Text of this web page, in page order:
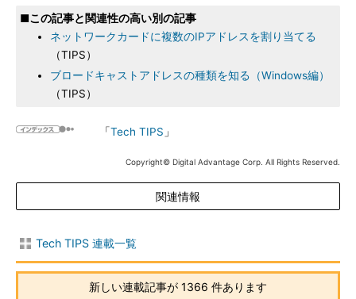
■この記事と関連性の高い別の記事
ネットワークカードに複数のIPアドレスを割り当てる
（TIPS）
ブロードキャストアドレスの種類を知る（Windows編）
（TIPS）
「Tech TIPS 」
Copyright© Digital Advantage Corp. All Rights Reserved.
関連情報
Tech TIPS 連載一覧
新しい連載記事が 1366 件あります